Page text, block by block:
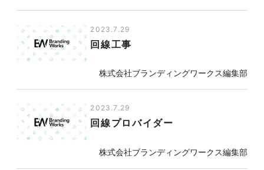
2023.7.29
回線工事
株式会社ブランディングワークス編集部
2023.7.29
回線プロバイダー
株式会社ブランディングワークス編集部